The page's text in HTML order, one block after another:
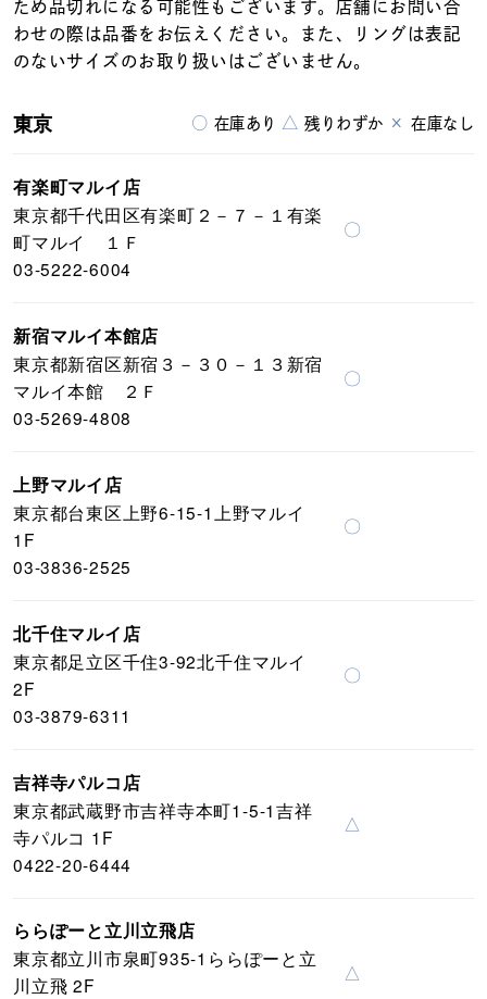
ため品切れになる可能性もございます。店舗にお問い合
わせの際は品番をお伝えください。また、リングは表記
のないサイズのお取り扱いはございません。
○ 在庫あり △ 残りわずか × 在庫なし
東京
有楽町マルイ店
東京都千代田区有楽町２－７－１有楽
町マルイ １Ｆ
03-5222-6004
〇
新宿マルイ本館店
東京都新宿区新宿３－３０－１３新宿
マルイ本館 ２Ｆ
03-5269-4808
〇
上野マルイ店
東京都台東区上野6-15-1上野マルイ
1F
03-3836-2525
〇
北千住マルイ店
東京都足立区千住3-92北千住マルイ
2F
03-3879-6311
〇
吉祥寺パルコ店
東京都武蔵野市吉祥寺本町1-5-1吉祥
寺パルコ 1F
0422-20-6444
△
ららぽーと立川立飛店
東京都立川市泉町935-1ららぽーと立
川立飛 2F
△